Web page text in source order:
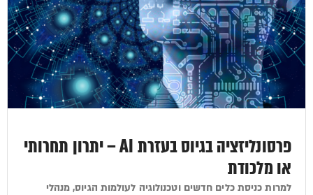
פרסונליזציה בגיוס בעזרת AI – יתרון תחרותי
או מלכודת
למרות כניסת כלים חדשים וטכנולוגיה לעולמות הגיוס, מנהלי